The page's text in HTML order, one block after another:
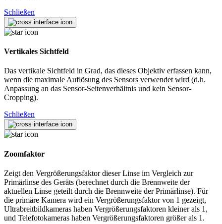
Schließen
Vertikales Sichtfeld
Das vertikale Sichtfeld in Grad, das dieses Objektiv erfassen kann,
wenn die maximale Auflösung des Sensors verwendet wird (d.h.
Anpassung an das Sensor-Seitenverhältnis und kein Sensor-
Cropping).
Schließen
Zoomfaktor
Zeigt den Vergrößerungsfaktor dieser Linse im Vergleich zur
Primärlinse des Geräts (berechnet durch die Brennweite der
aktuellen Linse geteilt durch die Brennweite der Primärlinse). Für
die primäre Kamera wird ein Vergrößerungsfaktor von 1 gezeigt,
Ultrabreitbildkameras haben Vergrößerungsfaktoren kleiner als 1,
und Telefotokameras haben Vergrößerungsfaktoren größer als 1.